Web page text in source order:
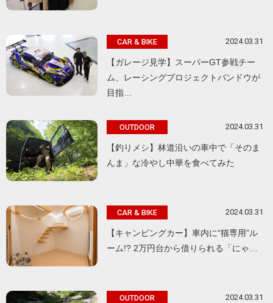
CAR & BIKE 2024.03.31
【ガレージ見学】スーパーGT参戦チー
ム、レーシングプロジェクトバンドウが
目指…
OUTDOOR 2024.03.31
【釣りメシ】林道沿いの車中で「そのま
んま」な冷やし中華を食べてみた
CAR & BIKE 2024.03.31
【キャンピングカー】車内に“猫専用”ル
ーム!? 2万円台から借りられる「にゃ…
OUTDOOR 2024.03.31